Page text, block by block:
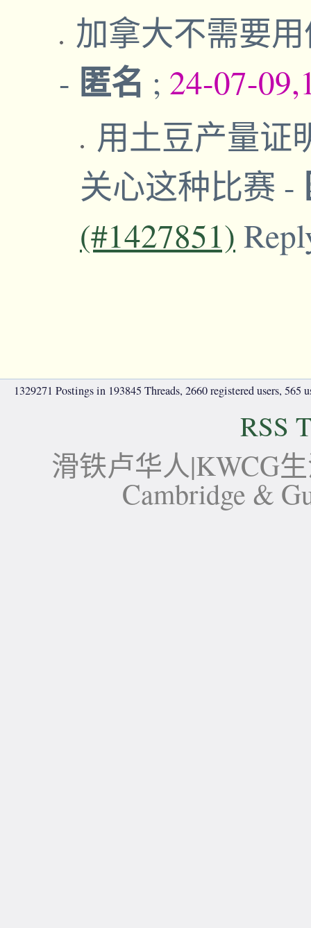
加拿大不需要
- 匿名 ; 24-07-
用土豆产量证
关心这种比赛 -
(#1427851)
1329271 Postings in 193845 Threads, 2660 registered users, 565
RSS
滑铁卢华人|KWCG
Cambridge &